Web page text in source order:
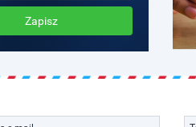
Zapisz